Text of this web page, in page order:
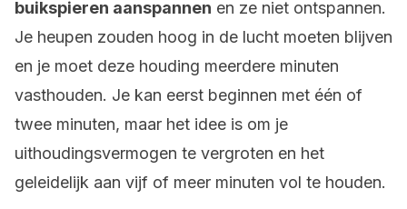
buikspieren aanspannen en ze niet ontspannen.
Je heupen zouden hoog in de lucht moeten blijven
en je moet deze houding meerdere minuten
vasthouden. Je kan eerst beginnen met één of
twee minuten, maar het idee is om je
uithoudingsvermogen te vergroten en het
geleidelijk aan vijf of meer minuten vol te houden.